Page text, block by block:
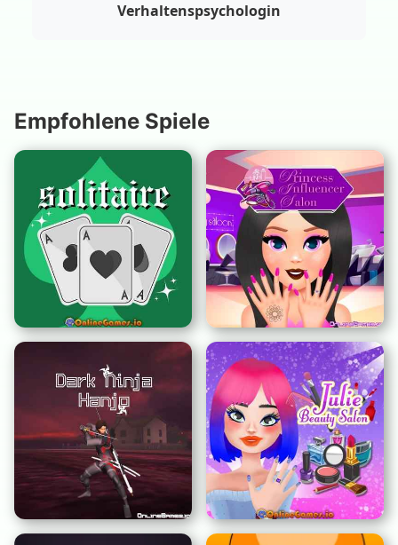
Verhaltenspsychologin
Empfohlene Spiele
Patience
Prinzessin Influencer
Salon